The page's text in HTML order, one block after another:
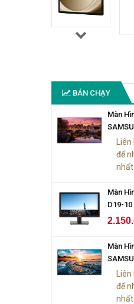
BÁN CHẠY
Màn
để
nhất
Màn
D19-
Màn
để
nhất